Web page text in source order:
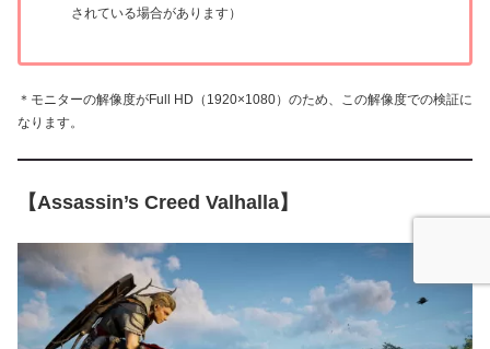
されている場合があります）
＊モニターの解像度がFull HD（1920×1080）のため、この解像度での検証に
なります。
【Assassin’s Creed Valhalla】